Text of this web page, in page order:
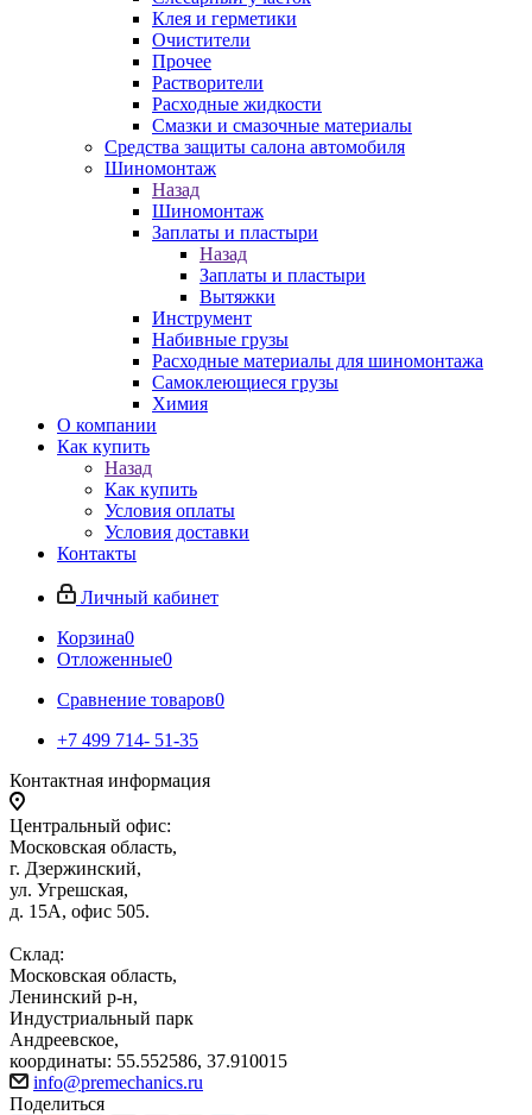
Клея и герметики
Очистители
Прочее
Растворители
Расходные жидкости
Смазки и смазочные материалы
Средства защиты салона автомобиля
Шиномонтаж
Назад
Шиномонтаж
Заплаты и пластыри
Назад
Заплаты и пластыри
Вытяжки
Инструмент
Набивные грузы
Расходные материалы для шиномонтажа
Самоклеющиеся грузы
Химия
О компании
Как купить
Назад
Как купить
Условия оплаты
Условия доставки
Контакты
Личный кабинет
Корзина0
Отложенные0
Сравнение товаров0
+7 499 714- 51-35
Контактная информация
Центральный офис:
Московская область,
г. Дзержинский,
ул. Угрешская,
д. 15А, офис 505.
Склад:
Московская область,
Ленинский р-н,
Индустриальный парк
Андреевское,
координаты: 55.552586, 37.910015
info@premechanics.ru
Поделиться